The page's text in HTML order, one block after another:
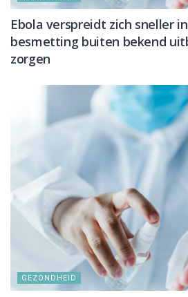
Ebola verspreidt zich sneller
besmetting buiten bekend
zorgen
GEZONDHEID